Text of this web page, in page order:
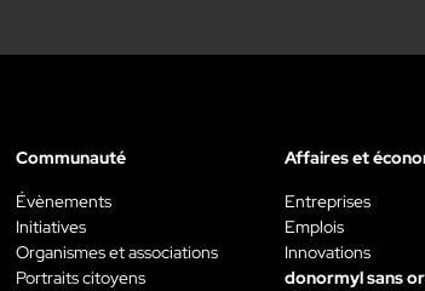
Communauté
Évènements
Initiatives
Organismes et associations
Portraits citoyens
Affaires et
Entreprises
Emplois
Innovations
donormyl sans